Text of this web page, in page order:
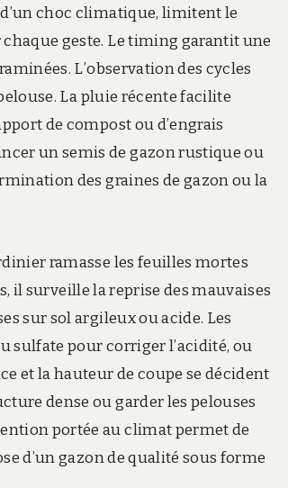
choc climatique, limitent le
geste. Le timing garantit une
L’observation des cycles
La pluie récente facilite
de compost ou d’engrais
un semis de gazon rustique ou
des graines de gazon ou la
ramasse les feuilles mortes
il surveille la reprise des mauvaises
sur sol argileux ou acide. Les
sulfate pour corriger l’acidité, ou
et la hauteur de coupe se décident
dense ou garder les pelouses
portée au climat permet de
d’un gazon de qualité sous forme